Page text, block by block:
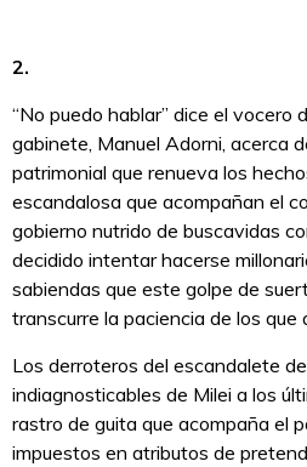
2.
“No puedo hablar” dice el vocero
gabinete, Manuel Adorni, acerca
patrimonial que renueva los
escandalosa que acompañan el
gobierno nutrido de buscavidas
decidido intentar hacerse
sabiendas que este golpe de
transcurre la paciencia de los que
Los derroteros del escandalete
indiagnosticables de Milei a los
rastro de guita que acompaña el
impuestos en atributos de